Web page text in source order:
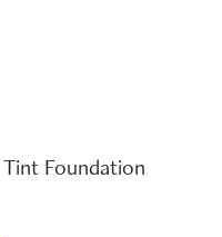
Foundation